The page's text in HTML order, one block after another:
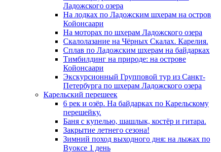
Ладожского озера
На лодках по Ладожским шхерам на остров
Койонсаари
На моторах по шхерам Ладожского озера
Скалолазание на Чёрных Скалах. Карелия.
Сплав по Ладожским шхерам на байдарках
Тимбилдинг на природе: на острове
Койонсаари
Экскурсионный Групповой тур из Санкт-
Петербурга по шхерам Ладожского озера
Карельский перешеек
6 рек и озёр. На байдарках по Карельскому
перешейку.
Баня с купелью, шашлык, костёр и гитара.
Закрытие летнего сезона!
Зимний поход выходного дня: на лыжах по
Вуоксе 1 день